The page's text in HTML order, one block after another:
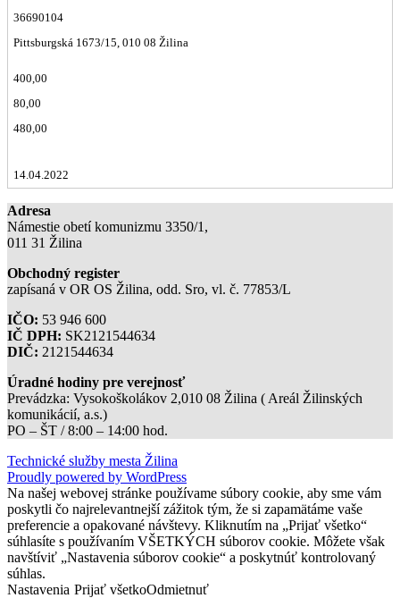
36690104
Pittsburgská 1673/15, 010 08 Žilina
400,00
80,00
480,00
14.04.2022
Adresa
Námestie obetí komunizmu 3350/1,
011 31 Žilina
Obchodný register
zapísaná v OR OS Žilina, odd. Sro, vl. č. 77853/L
IČO: 53 946 600
IČ DPH: SK2121544634
DIČ: 2121544634
Úradné hodiny pre verejnosť
Prevádzka: Vysokoškolákov 2,010 08 Žilina ( Areál Žilinských
komunikácií, a.s.)
PO – ŠT / 8:00 – 14:00 hod.
Technické služby mesta Žilina
Proudly powered by WordPress
Na našej webovej stránke používame súbory cookie, aby sme vám
poskytli čo najrelevantnejší zážitok tým, že si zapamätáme vaše
preferencie a opakované návštevy. Kliknutím na „Prijať všetko“
súhlasíte s používaním VŠETKÝCH súborov cookie. Môžete však
navštíviť „Nastavenia súborov cookie“ a poskytnúť kontrolovaný
súhlas.
Nastavenia Prijať všetkoOdmietnuť